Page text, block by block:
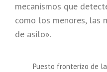
mecanismos que
como los menores, las
de asilo».
Puesto fronterizo de